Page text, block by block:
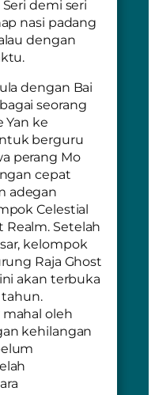
demi seri
nasi padang
dengan
dengan Bai
seorang
Yan ke
berguru
perang Mo
cepat
adegan
Celestial
Setelah
kelompok
Raja Ghost
akan terbuka
oleh
kehilangan